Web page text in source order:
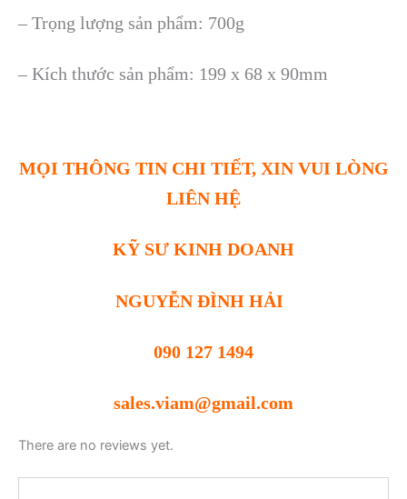
– Trọng lượng sản phẩm: 700g
– Kích thước sản phẩm: 199 x 68 x 90mm
MỌI THÔNG TIN CHI TIẾT, XIN VUI LÒNG
LIÊN HỆ
KỸ SƯ KINH DOANH
NGUYỄN ĐÌNH HẢI
090 127 1494
sales.viam@gmail.com
There are no reviews yet.